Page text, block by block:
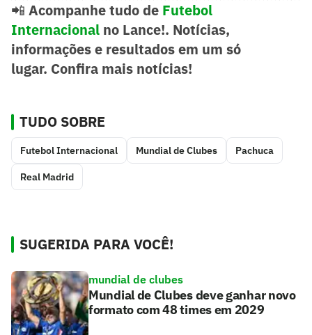
📲 Acompanhe tudo de Futebol
Internacional no Lance!. Notícias,
informações e resultados em um só
lugar. Confira mais notícias!
TUDO SOBRE
Futebol Internacional Mundial de Clubes Pachuca
Real Madrid
SUGERIDA PARA VOCÊ!
mundial de clubes
Mundial de Clubes deve ganhar novo
formato com 48 times em 2029